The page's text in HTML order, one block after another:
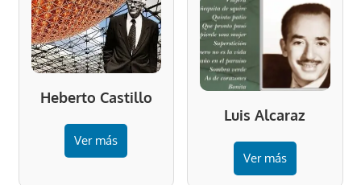
Heberto Castillo
Ver más
Luis Alcaraz
Ver más